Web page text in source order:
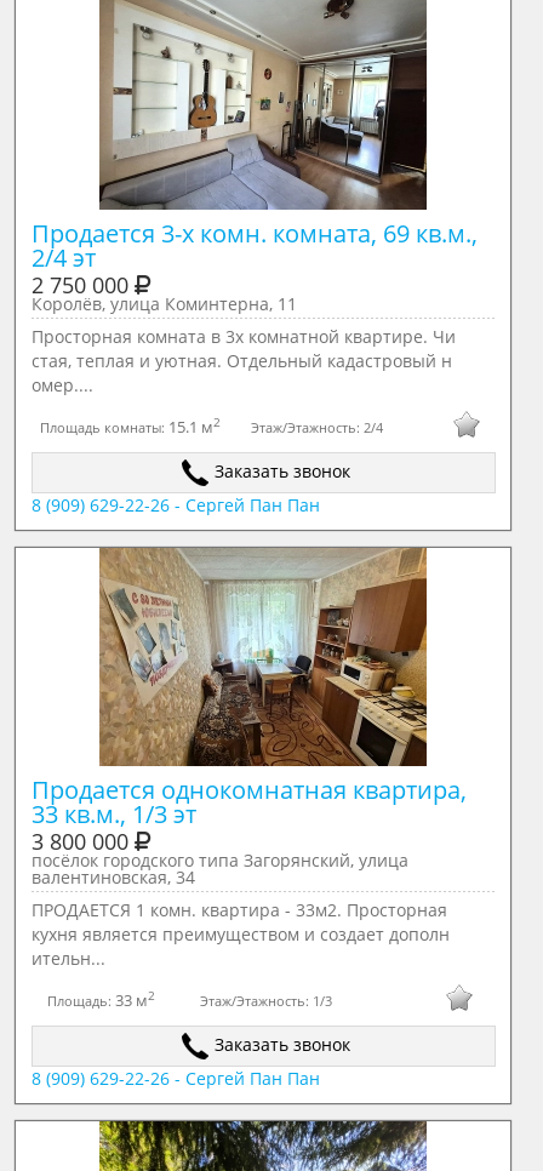
Продается 3-х комн. комната, 69 кв.м.,
2/4 эт
2 750 000
Королёв, улица Коминтерна, 11
Просторная комната в 3х комнатной квартире. Чи
стая, теплая и уютная. Отдельный кадастровый н
омер....
Площадь комнаты: 15.1 м2 Этаж/Этажность:2/4
Заказать звонок
8 (909) 629-22-26 - Сергей Пан Пан
Продается однокомнатная квартира,
33 кв.м., 1/3 эт
3 800 000
посёлок городского типа Загорянский, улица
валентиновская, 34
ПРОДАЕТСЯ 1 комн. квартира - 33м2. Просторная
кухня является преимуществом и создает дополн
ительн...
Площадь:33 м2 Этаж/Этажность: 1/3
Заказать звонок
8 (909) 629-22-26 - Сергей Пан Пан